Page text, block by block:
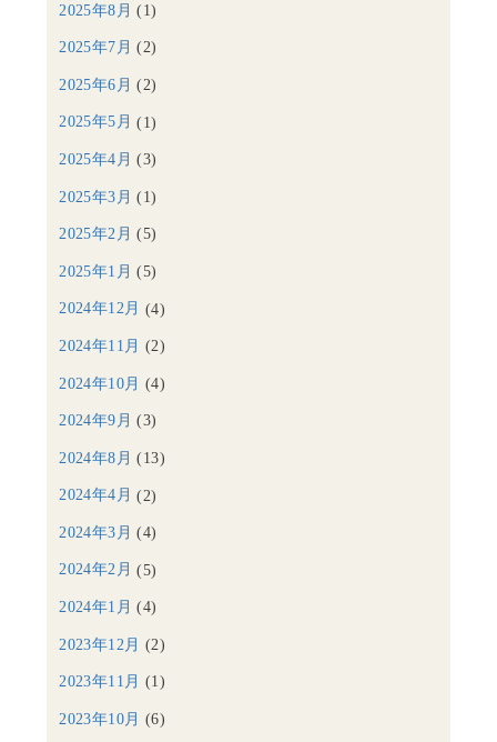
2025年8月 (1)
2025年7月 (2)
2025年6月 (2)
2025年5月 (1)
2025年4月 (3)
2025年3月 (1)
2025年2月 (5)
2025年1月 (5)
2024年12月 (4)
2024年11月 (2)
2024年10月 (4)
2024年9月 (3)
2024年8月 (13)
2024年4月 (2)
2024年3月 (4)
2024年2月 (5)
2024年1月 (4)
2023年12月 (2)
2023年11月 (1)
2023年10月 (6)